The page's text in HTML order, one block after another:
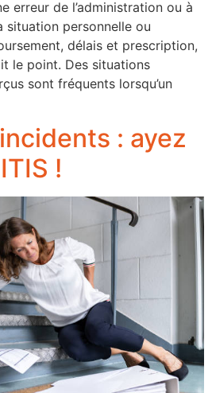
erreur de l’administration ou à
situation personnelle ou
délais et prescription,
le point. Des situations
sont fréquents lorsqu’un
: ayez
!